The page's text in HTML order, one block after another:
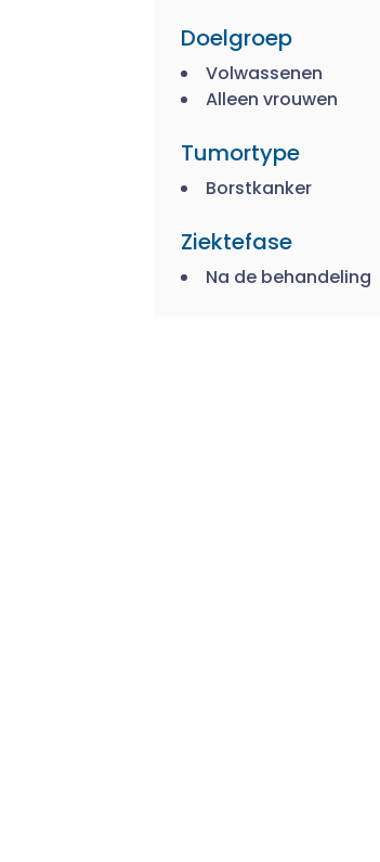
Doelgroep
Volwassenen
Alleen vrouwen
Tumortype
Borstkanker
Ziektefase
Na de behandeling